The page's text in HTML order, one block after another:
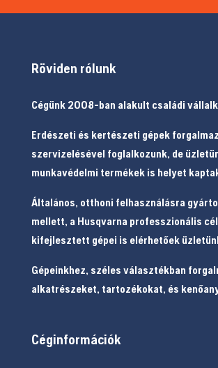
Röviden rólunk
Cégünk 2008-ban alakult családi
Erdészeti és kertészeti gépek
szervizelésével foglalkozunk, de
munkavédelmi termékek is helyet
Általános, otthoni felhasználásra
mellett, a Husqvarna professzionális
kifejlesztett gépei is elérhetőek
Gépeinkhez, széles választékban
alkatrészeket, tartozékokat, és
Céginformációk